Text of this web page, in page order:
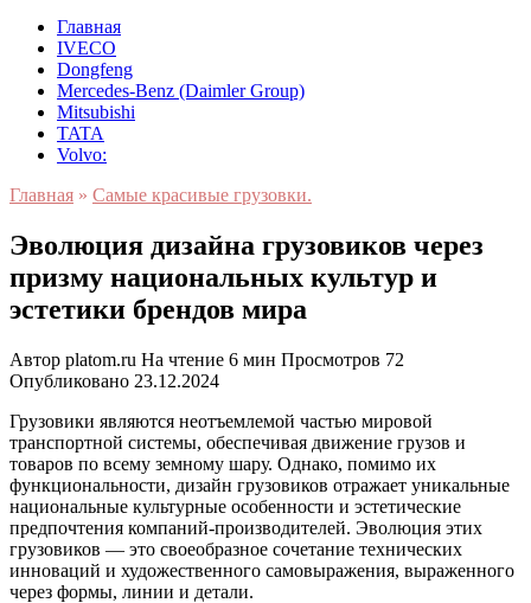
Главная
IVECO
Dongfeng
Mercedes-Benz (Daimler Group)
Mitsubishi
TATA
Volvo:
Главная » Самые красивые грузовки.
Эволюция дизайна грузовиков через
призму национальных культур и
эстетики брендов мира
Автор platom.ru На чтение 6 мин Просмотров 72
Опубликовано 23.12.2024
Грузовики являются неотъемлемой частью мировой
транспортной системы, обеспечивая движение грузов и
товаров по всему земному шару. Однако, помимо их
функциональности, дизайн грузовиков отражает уникальные
национальные культурные особенности и эстетические
предпочтения компаний-производителей. Эволюция этих
грузовиков — это своеобразное сочетание технических
инноваций и художественного самовыражения, выраженного
через формы, линии и детали.